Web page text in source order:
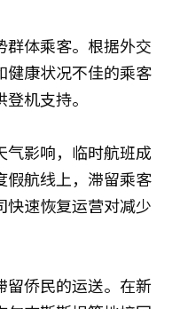
群体乘客。根据外交
健康状况不佳的乘客
机支持。
气影响，临时航班成
假航线上，滞留乘客
快速恢复运营对减少
留侨民的运送。在新